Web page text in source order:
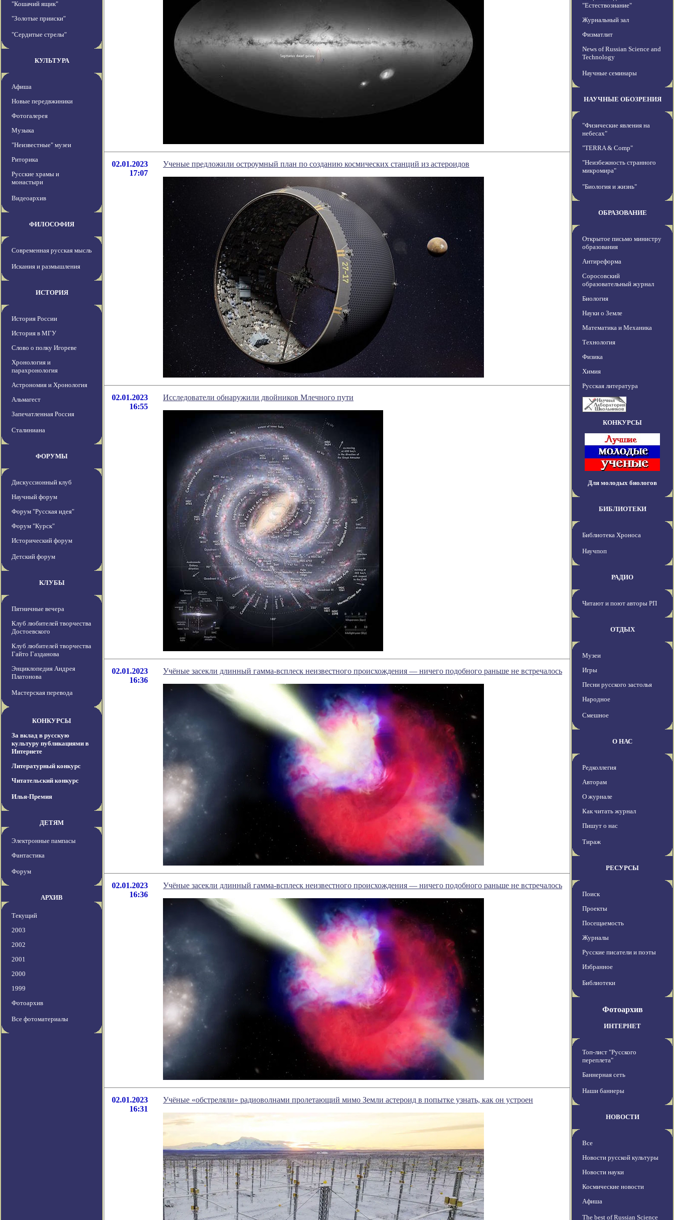
"Кошачий ящик"
"Золотые прииски"
"Сердитые стрелы"
КУЛЬТУРА
Афиша
Новые передвжиники
Фотогалерея
Музыка
"Неизвестные" музеи
Риторика
Русские храмы и
монастыри
Видеоархив
ФИЛОСОФИЯ
Современная русская мысль
Искания и размышления
ИСТОРИЯ
История России
История в МГУ
Слово о полку Игореве
Хронология и
парахронология
Астрономия и Хронология
Альмагест
Запечатленная Россия
Сталиниана
ФОРУМЫ
Дискуссионный клуб
Научный форум
Форум "Русская идея"
Форум "Курск"
Исторический форум
Детский форум
КЛУБЫ
Пятничные вечера
Клуб любителей творчества
Достоевского
Клуб любителей творчества
Гайто Газданова
Энциклопедия Андрея
Платонова
Мастерская перевода
КОНКУРСЫ
За вклад в русскую
культуру публикациями в
Интернете
Литературный конкурс
Читательский конкурс
Илья-Премия
ДЕТЯМ
Электронные пампасы
Фантастика
Форум
АРХИВ
Текущий
2003
2002
2001
2000
1999
Фотоархив
Все фотоматериалы
02.01.2023
17:07
Ученые предложили остроумный план по созданию космических станций из астероидов
02.01.2023
16:55
Исследователи обнаружили двойников Млечного пути
02.01.2023
16:36
Учёные засекли длинный гамма-всплеск неизвестного происхождения — ничего подобного раньше не встречалось
02.01.2023
16:36
Учёные засекли длинный гамма-всплеск неизвестного происхождения — ничего подобного раньше не встречалось
02.01.2023
16:31
Учёные «обстреляли» радиоволнами пролетающий мимо Земли астероид в попытке узнать, как он устроен
"Естествознание"
Журнальный зал
Физматлит
News of Russian Science and
Technology
Научные семинары
НАУЧНЫЕ ОБОЗРЕНИЯ
"Физические явления на
небесах"
"TERRA & Comp"
"Неизбежность странного
микромира"
"Биология и жизнь"
ОБРАЗОВАНИЕ
Открытое письмо министру
образования
Антиреформа
Соросовский
образовательный журнал
Биология
Науки о Земле
Математика и Механика
Технология
Физика
Химия
Русская литература
КОНКУРСЫ
Для молодых биологов
БИБЛИОТЕКИ
Библиотека Хроноса
Научпоп
РАДИО
Читают и поют авторы РП
ОТДЫХ
Музеи
Игры
Песни русского застолья
Народное
Смешное
О НАС
Редколлегия
Авторам
О журнале
Как читать журнал
Пишут о нас
Тираж
РЕСУРСЫ
Поиск
Проекты
Посещаемость
Журналы
Русские писатели и поэты
Избранное
Библиотеки
Фотоархив
ИНТЕРНЕТ
Топ-лист "Русского
переплета"
Баннерная сеть
Наши баннеры
НОВОСТИ
Все
Новости русской культуры
Новости науки
Космические новости
Афиша
The best of Russian Science